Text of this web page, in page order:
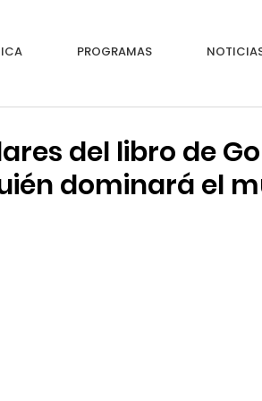
PROGRAMAS
del libro de
dominará el